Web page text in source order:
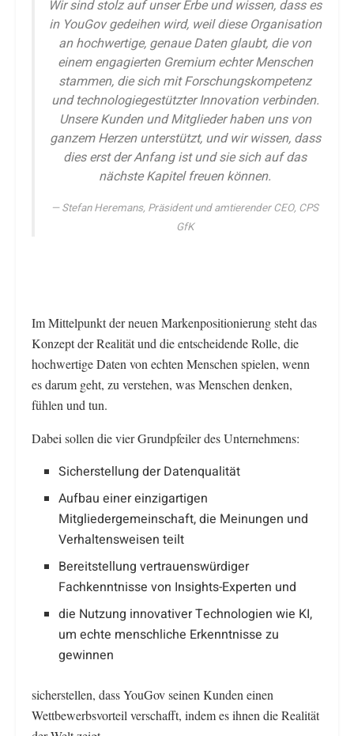
Wir sind stolz auf unser Erbe und wissen, dass es
in YouGov gedeihen wird, weil diese Organisation
an hochwertige, genaue Daten glaubt, die von
einem engagierten Gremium echter Menschen
stammen, die sich mit Forschungskompetenz
und technologiegestützter Innovation verbinden.
Unsere Kunden und Mitglieder haben uns von
ganzem Herzen unterstützt, und wir wissen, dass
dies erst der Anfang ist und sie sich auf das
nächste Kapitel freuen können.
Stefan Heremans, Präsident und amtierender CEO, CPS
GfK
Im Mittelpunkt der neuen Markenpositionierung steht das
Konzept der Realität und die entscheidende Rolle, die
hochwertige Daten von echten Menschen spielen, wenn
es darum geht, zu verstehen, was Menschen denken,
fühlen und tun.
Dabei sollen die vier Grundpfeiler des Unternehmens:
Sicherstellung der Datenqualität
Aufbau einer einzigartigen
Mitgliedergemeinschaft, die Meinungen und
Verhaltensweisen teilt
Bereitstellung vertrauenswürdiger
Fachkenntnisse von Insights-Experten und
die Nutzung innovativer Technologien wie KI,
um echte menschliche Erkenntnisse zu
gewinnen
sicherstellen, dass YouGov seinen Kunden einen
Wettbewerbsvorteil verschafft, indem es ihnen die Realität